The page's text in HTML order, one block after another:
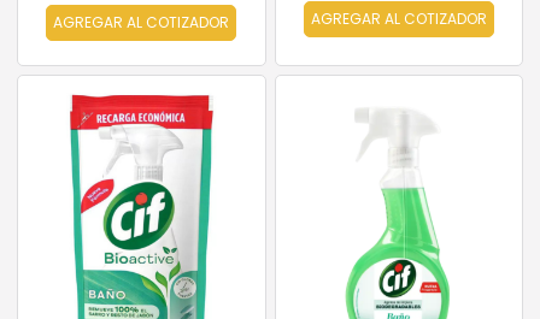
AGREGAR AL COTIZADOR AGREGAR AL COTIZADOR